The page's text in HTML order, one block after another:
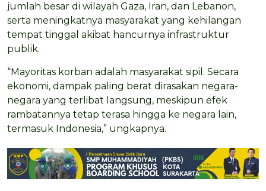
jumlah besar di wilayah Gaza, Iran, dan Lebanon,
serta meningkatnya masyarakat yang kehilangan
tempat tinggal akibat hancurnya infrastruktur
publik.
“Mayoritas korban adalah masyarakat sipil. Secara
ekonomi, dampak paling berat dirasakan negara-
negara yang terlibat langsung, meskipun efek
rambatannya tetap terasa hingga ke negara lain,
termasuk Indonesia,” ungkapnya.